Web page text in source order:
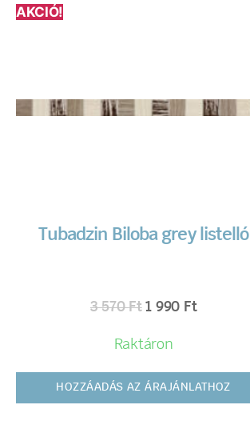
AKCIÓ!
Tubadzin Biloba grey listelló
3 570Ft 1 990 Ft
Raktáron
HOZZÁADÁS AZ ÁRAJÁNLATHOZ